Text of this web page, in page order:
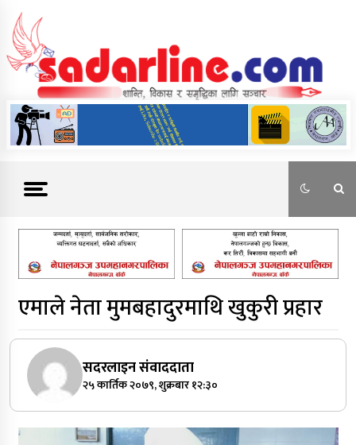
content
News For Nepal
एमाले नेता मुमबहादुरमाथि खुकुरी प्रहार
सदरलाइन संवाददाता
२५ कार्तिक २०७९, शुक्रबार १२:३०